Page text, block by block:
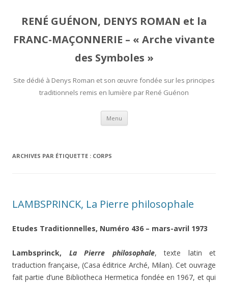
RENÉ GUÉNON, DENYS ROMAN et la
FRANC-MAÇONNERIE – « Arche vivante
des Symboles »
Site dédié à Denys Roman et son œuvre fondée sur les principes
traditionnels remis en lumière par René Guénon
Menu Aller
contenu
ARCHIVES PAR ÉTIQUETTE : CORPS
LAMBSPRINCK, La Pierre philosophale
Etudes Traditionnelles, Numéro 436 – mars-avril 1973
Lambsprinck, La Pierre philosophale, texte latin et
traduction française, (Casa éditrice Arché, Milan). Cet ouvrage
fait partie d’une Bibliotheca Hermetica fondée en 1967, et qui